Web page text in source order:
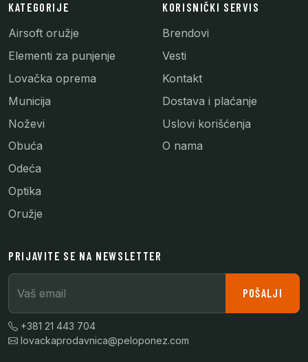
KATEGORIJE
Airsoft oružje
Elementi za punjenje
Lovačka oprema
Municija
Noževi
Obuća
Odeća
Optika
Oružje
KORISNIČKI SERVIS
Brendovi
Vesti
Kontakt
Dostava i plaćanje
Uslovi korišćenja
O nama
PRIJAVITE SE NA NEWSLETTER
Vaš email POŠALJI
+381 21 443 704
lovackaprodavnica@peloponez.com